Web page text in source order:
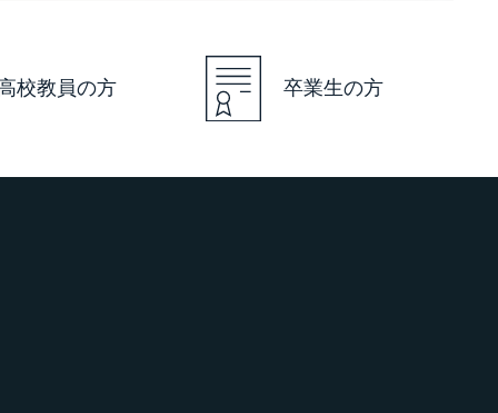
校教員の方 卒業生の方